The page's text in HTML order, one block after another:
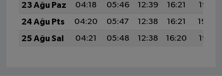
23 Ağu Paz
04:18 05:46 12:39 16:21
19:21
24 Ağu Pts
04:20 05:47 12:38 16:21
19:20
25 Ağu Sal
04:21 05:48 12:38 16:20 19:18